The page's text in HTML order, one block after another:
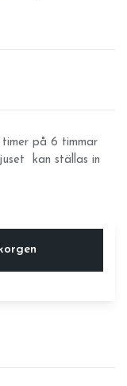
på 6 timmar
kan ställas in